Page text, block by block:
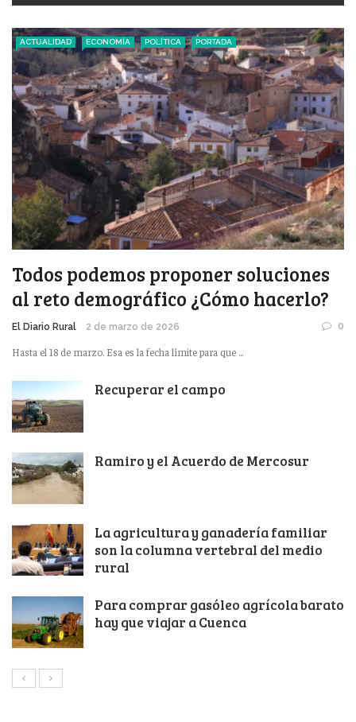
ACTUALIDAD ECONOMÍA POLÍTICA PORTADA
Todos podemos proponer soluciones
al reto demográfico ¿Cómo hacerlo?
El Diario Rural 2 de marzo de 2026 0
Hasta el 18 de marzo. Esa es la fecha límite para que ...
Recuperar el campo
Ramiro y el Acuerdo de Mercosur
La agricultura y ganadería familiar
son la columna vertebral del medio
rural
Para comprar gasóleo agrícola barato
hay que viajar a Cuenca